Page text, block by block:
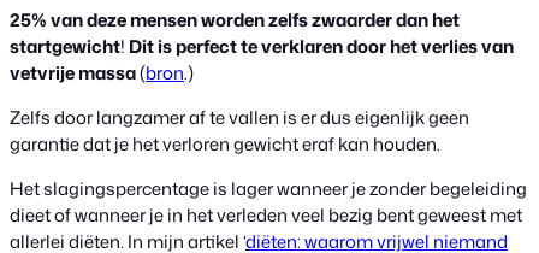
25% van deze mensen worden zelfs zwaarder dan het
startgewicht! Dit is perfect te verklaren door het verlies van
vetvrije massa(bron.)
Zelfs door langzamer af te vallen is er dus eigenlijk geen
garantie dat je het verloren gewicht eraf kan houden.
Het slagingspercentage is lager wanneer je zonder begeleiding
dieet of wanneer je in het verleden veel bezig bent geweest met
allerlei diëten. In mijn artikel ‘diëten: waarom vrijwel niemand